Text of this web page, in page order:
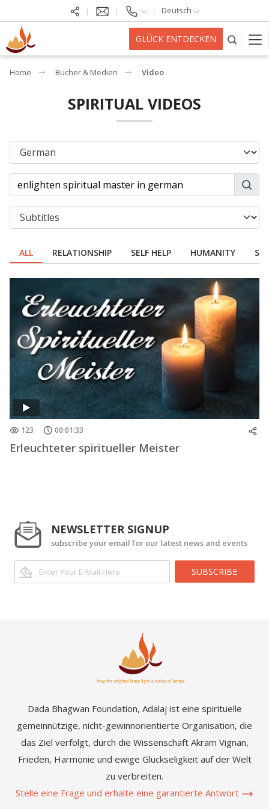
Deutsch
GLÜCK ENTDECKEN
Home Bücher & Medien Video
SPIRITUAL VIDEOS
ALL RELATIONSHIP SELF HELP HUMANITY
123 00:01:33
Erleuchteter spiritueller Meister
NEWSLETTER SIGNUP
subscribe your email for our latest news and events
SUBSCRIBE
Dada Bhagwan Foundation, Adalaj ist eine spirituelle
gemeinnützige, nicht-gewinnorientierte Organisation, die
das Ziel verfolgt, durch die Wissenschaft Akram Vignan,
Frieden, Harmonie und ewige Glückseligkeit auf der Welt
zu verbreiten.
Stelle eine Frage und erhalte eine garantierte Antwort